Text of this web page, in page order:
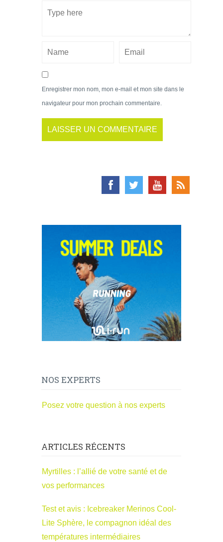
Enregistrer mon nom, mon e-mail et mon site dans le
navigateur pour mon prochain commentaire.
NOS EXPERTS
Posez votre question à nos experts
ARTICLES RÉCENTS
Myrtilles : l’allié de votre santé et de
vos performances
Test et avis : Icebreaker Merinos Cool-
Lite Sphère, le compagnon idéal des
températures intermédiaires